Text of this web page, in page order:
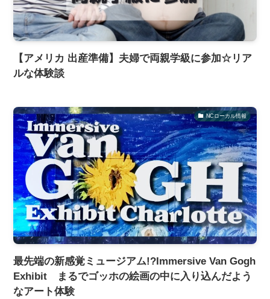
【アメリカ 出産準備】夫婦で両親学級に参加☆リア
ルな体験談
NCローカル情報
最先端の新感覚ミュージアム!?Immersive Van Gogh
Exhibit まるでゴッホの絵画の中に入り込んだよう
なアート体験